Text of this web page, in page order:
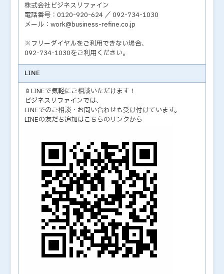
株式会社ビジネスリファイン
電話番号：0120-920-624 ／ 092-734-1030
メール：work@business-refine.co.jp
※フリーダイヤルをご利用できない場合、
092-734-1030をご利用ください。
LINE
📱LINEで気軽にご相談いただけます！
ビジネスリファインでは、
LINEでのご相談・お問い合わせも受け付けています。
LINEの友だち追加はこちらのリンクから